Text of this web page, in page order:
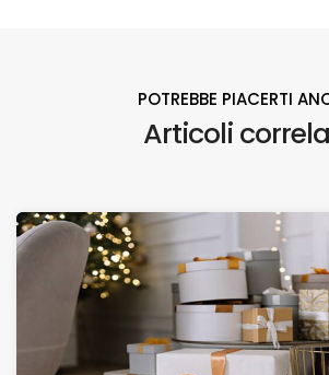
POTREBBE PIACERTI
Articoli